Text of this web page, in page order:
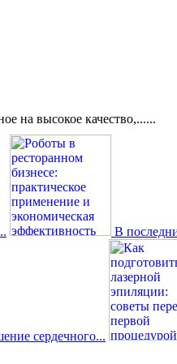
на высокое качество,......
В
сердечного...